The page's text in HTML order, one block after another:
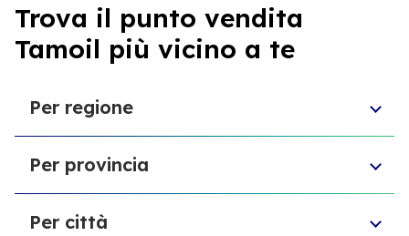
Trova il punto vendita
Tamoil più vicino a te
Per regione
Veneto
Abruzzo
Friuli-Venezia Giulia
Per provincia
Libero consorzio comunale di Ragusa
Per città